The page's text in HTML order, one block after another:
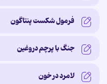
فرمول شکست پنتاگون
جنگ با پرچم دروغین
لامرد در خون